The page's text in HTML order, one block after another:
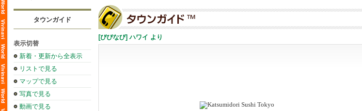
タウンガイド
表示切替
新着・更新から全表示
リストで見る
マップで見る
写真で見る
動画で見る
[びびなび] ハワイ より